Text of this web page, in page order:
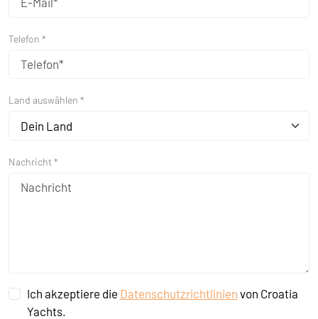
Telefon *
Land auswählen *
Dein Land
Nachricht *
Ich akzeptiere die Datenschutzrichtlinien von Croatia
Yachts.